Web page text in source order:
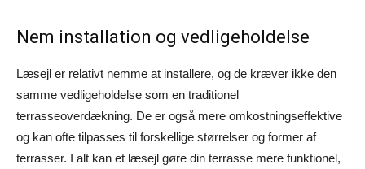
Nem installation og vedligeholdelse
Læsejl er relativt nemme at installere, og de kræver ikke den
samme vedligeholdelse som en traditionel
terrasseoverdækning. De er også mere omkostningseffektive
og kan ofte tilpasses til forskellige størrelser og former af
terrasser. I alt kan et læsejl gøre din terrasse mere funktionel,